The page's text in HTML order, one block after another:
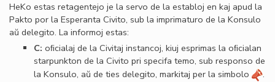
HeKo estas retagentejo je la servo de la establoj en kaj apud la
Pakto por la Esperanta Civito, sub la imprimaturo de la Konsulo
aŭ delegito. La informoj estas:
C: oﬁcialaj de la Civitaj instancoj, kiuj esprimas la oﬁcialan
starpunkton de la Civito pri specifa temo, sub responso de
la Konsulo, aŭ de ties delegito, markitaj per la simbolo
.